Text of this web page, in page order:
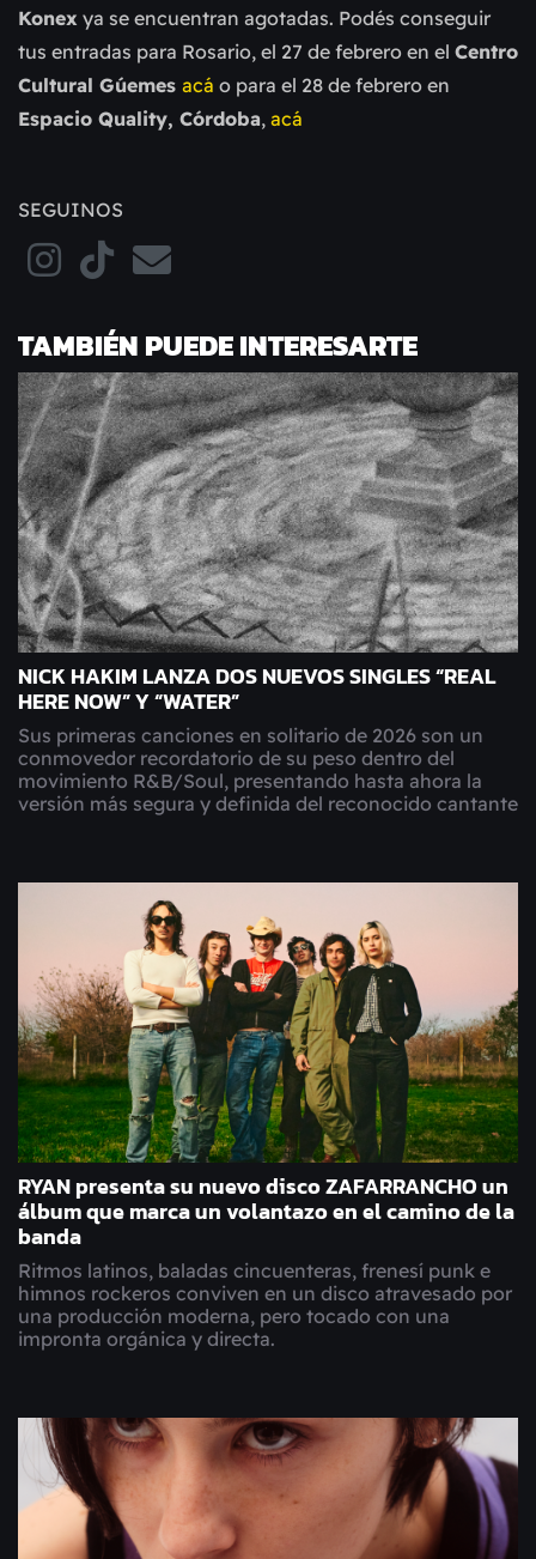
Konex ya se encuentran agotadas. Podés conseguir
tus entradas para Rosario, el 27 de febrero en el Centro
Cultural Gúemes acá o para el 28 de febrero en
Espacio Quality, Córdoba, acá
SEGUINOS
TAMBIÉN PUEDE INTERESARTE
NICK HAKIM LANZA DOS NUEVOS SINGLES “REAL
HERE NOW” Y “WATER”
Sus primeras canciones en solitario de 2026 son un
conmovedor recordatorio de su peso dentro del
movimiento R&B/Soul, presentando hasta ahora la
versión más segura y definida del reconocido cantante
RYAN presenta su nuevo disco ZAFARRANCHO un
álbum que marca un volantazo en el camino de la
banda
Ritmos latinos, baladas cincuenteras, frenesí punk e
himnos rockeros conviven en un disco atravesado por
una producción moderna, pero tocado con una
impronta orgánica y directa.